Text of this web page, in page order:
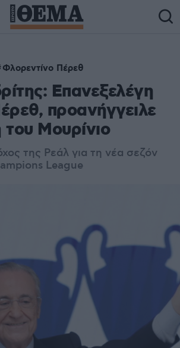
Φλορεντίνο Πέρεθ
Επανεξελέγη
προανήγγειλε
Μουρίνιο
της Ρεάλ για τη νέα σεζόν
League